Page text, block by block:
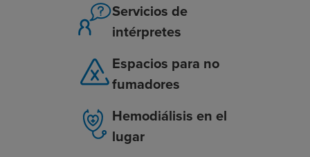
Servicios de
intérpretes
Espacios para no
fumadores
Hemodiálisis en el
lugar